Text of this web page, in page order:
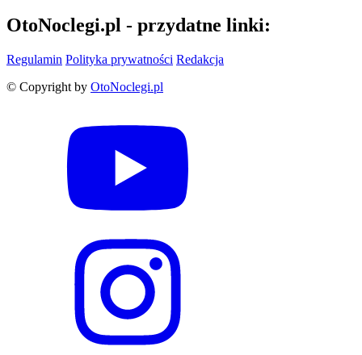
OtoNoclegi.pl - przydatne linki:
Regulamin Polityka prywatności Redakcja
© Copyright by OtoNoclegi.pl